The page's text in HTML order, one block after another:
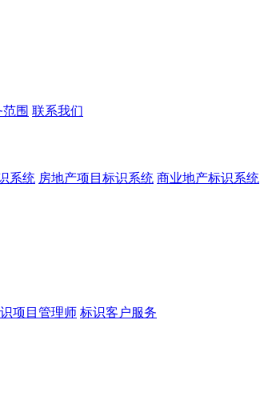
范围 联系我们
系统 房地产项目标识系统 商业地产标识系统
项目管理师 标识客户服务